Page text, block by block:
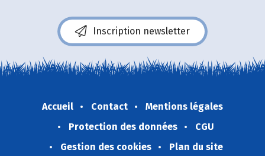
Inscription newsletter
Accueil Contact
Mentions légales
Protection des données
CGU
Gestion des cookies
Plan du site